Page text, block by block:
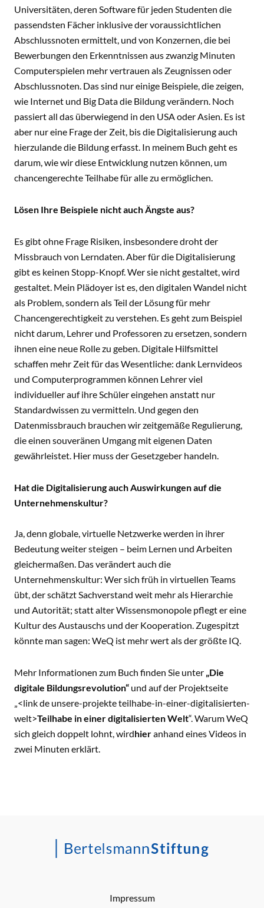
Universitäten, deren Software für jeden Studenten die
passendsten Fächer inklusive der voraussichtlichen
Abschlussnoten ermittelt, und von Konzernen, die bei
Bewerbungen den Erkenntnissen aus zwanzig Minuten
Computerspielen mehr vertrauen als Zeugnissen oder
Abschlussnoten. Das sind nur einige Beispiele, die zeigen,
wie Internet und Big Data die Bildung verändern. Noch
passiert all das überwiegend in den USA oder Asien. Es ist
aber nur eine Frage der Zeit, bis die Digitalisierung auch
hierzulande die Bildung erfasst. In meinem Buch geht es
darum, wie wir diese Entwicklung nutzen können, um
chancengerechte Teilhabe für alle zu ermöglichen.
Lösen Ihre Beispiele nicht auch Ängste aus?
Es gibt ohne Frage Risiken, insbesondere droht der
Missbrauch von Lerndaten. Aber für die Digitalisierung
gibt es keinen Stopp-Knopf. Wer sie nicht gestaltet, wird
gestaltet. Mein Plädoyer ist es, den digitalen Wandel nicht
als Problem, sondern als Teil der Lösung für mehr
Chancengerechtigkeit zu verstehen. Es geht zum Beispiel
nicht darum, Lehrer und Professoren zu ersetzen, sondern
ihnen eine neue Rolle zu geben. Digitale Hilfsmittel
schaffen mehr Zeit für das Wesentliche: dank Lernvideos
und Computerprogrammen können Lehrer viel
individueller auf ihre Schüler eingehen anstatt nur
Standardwissen zu vermitteln. Und gegen den
Datenmissbrauch brauchen wir zeitgemäße Regulierung,
die einen souveränen Umgang mit eigenen Daten
gewährleistet. Hier muss der Gesetzgeber handeln.
Hat die Digitalisierung auch Auswirkungen auf die
Unternehmenskultur?
Ja, denn globale, virtuelle Netzwerke werden in ihrer
Bedeutung weiter steigen – beim Lernen und Arbeiten
gleichermaßen. Das verändert auch die
Unternehmenskultur: Wer sich früh in virtuellen Teams
übt, der schätzt Sachverstand weit mehr als Hierarchie
und Autorität; statt alter Wissensmonopole pflegt er eine
Kultur des Austauschs und der Kooperation. Zugespitzt
könnte man sagen: WeQ ist mehr wert als der größte IQ.
Mehr Informationen zum Buch finden Sie unter „Die
digitale Bildungsrevolution“ und auf der Projektseite
„<link de unsere-projekte teilhabe-in-einer-digitalisierten-
welt>Teilhabe in einer digitalisierten Welt“. Warum WeQ
sich gleich doppelt lohnt, wirdhieranhand eines Videos in
zwei Minuten erklärt.
Impressum